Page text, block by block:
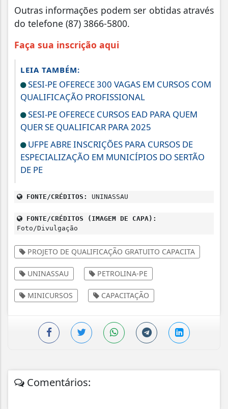
Outras informações podem ser obtidas através
do telefone (87) 3866-5800.
Faça sua inscrição aqui
LEIA TAMBÉM:
SESI-PE OFERECE 300 VAGAS EM CURSOS COM
QUALIFICAÇÃO PROFISSIONAL
SESI-PE OFERECE CURSOS EAD PARA QUEM
QUER SE QUALIFICAR PARA 2025
UFPE ABRE INSCRIÇÕES PARA CURSOS DE
ESPECIALIZAÇÃO EM MUNICÍPIOS DO SERTÃO
DE PE
FONTE/CRÉDITOS: UNINASSAU
FONTE/CRÉDITOS (IMAGEM DE CAPA):
Foto/Divulgação
PROJETO DE QUALIFICAÇÃO GRATUITO CAPACITA
UNINASSAU PETROLINA-PE
MINICURSOS CAPACITAÇÃO
Comentários: